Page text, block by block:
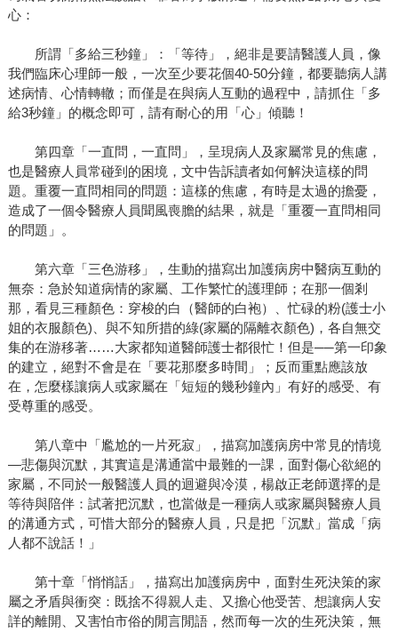
心：
所謂「多給三秒鐘」：「等待」，絕非是要請醫護人員，像
我們臨床心理師一般，一次至少要花個40-50分鐘，都要聽病人講
述病情、心情轉轍；而僅是在與病人互動的過程中，請抓住「多
給3秒鐘」的概念即可，請有耐心的用「心」傾聽！
第四章「一直問，一直問」，呈現病人及家屬常見的焦慮，
也是醫療人員常碰到的困境，文中告訴讀者如何解決這樣的問
題。重覆一直問相同的問題：這樣的焦慮，有時是太過的擔憂，
造成了一個令醫療人員聞風喪膽的結果，就是「重覆一直問相同
的問題」。
第六章「三色游移」，生動的描寫出加護病房中醫病互動的
無奈：急於知道病情的家屬、工作繁忙的護理師；在那一個剎
那，看見三種顏色：穿梭的白（醫師的白袍）、忙碌的粉(護士小
姐的衣服顏色)、與不知所措的綠(家屬的隔離衣顏色)，各自無交
集的在游移著……大家都知道醫師護士都很忙！但是──第一印象
的建立，絕對不會是在「要花那麼多時間」；反而重點應該放
在，怎麼樣讓病人或家屬在「短短的幾秒鐘內」有好的感受、有
受尊重的感受。
第八章中「尷尬的一片死寂」，描寫加護病房中常見的情境
—悲傷與沉默，其實這是溝通當中最難的一課，面對傷心欲絕的
家屬，不同於一般醫護人員的迴避與冷漠，楊啟正老師選擇的是
等待與陪伴：試著把沉默，也當做是一種病人或家屬與醫療人員
的溝通方式，可惜大部分的醫療人員，只是把「沉默」當成「病
人都不說話！」
第十章「悄悄話」，描寫出加護病房中，面對生死決策的家
屬之矛盾與衝突：既捨不得親人走、又擔心他受苦、想讓病人安
詳的離開、又害怕市俗的閒言閒語，然而每一次的生死決策，無